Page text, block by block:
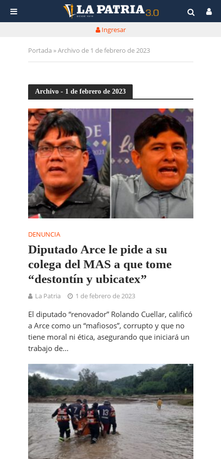
Ingresar
Portada »Archivo de 1 de febrero de 2023
Archivo - 1 de febrero de 2023
DENUNCIA
Diputado Arce le pide a su
colega del MAS a que tome
“destontín y ubicatex”
La Patria 1 de febrero de 2023
El diputado “renovador” Rolando Cuellar, calificó
a Arce como un “mafiosos”, corrupto y que no
tiene moral ni ética, asegurando que iniciará un
trabajo de...